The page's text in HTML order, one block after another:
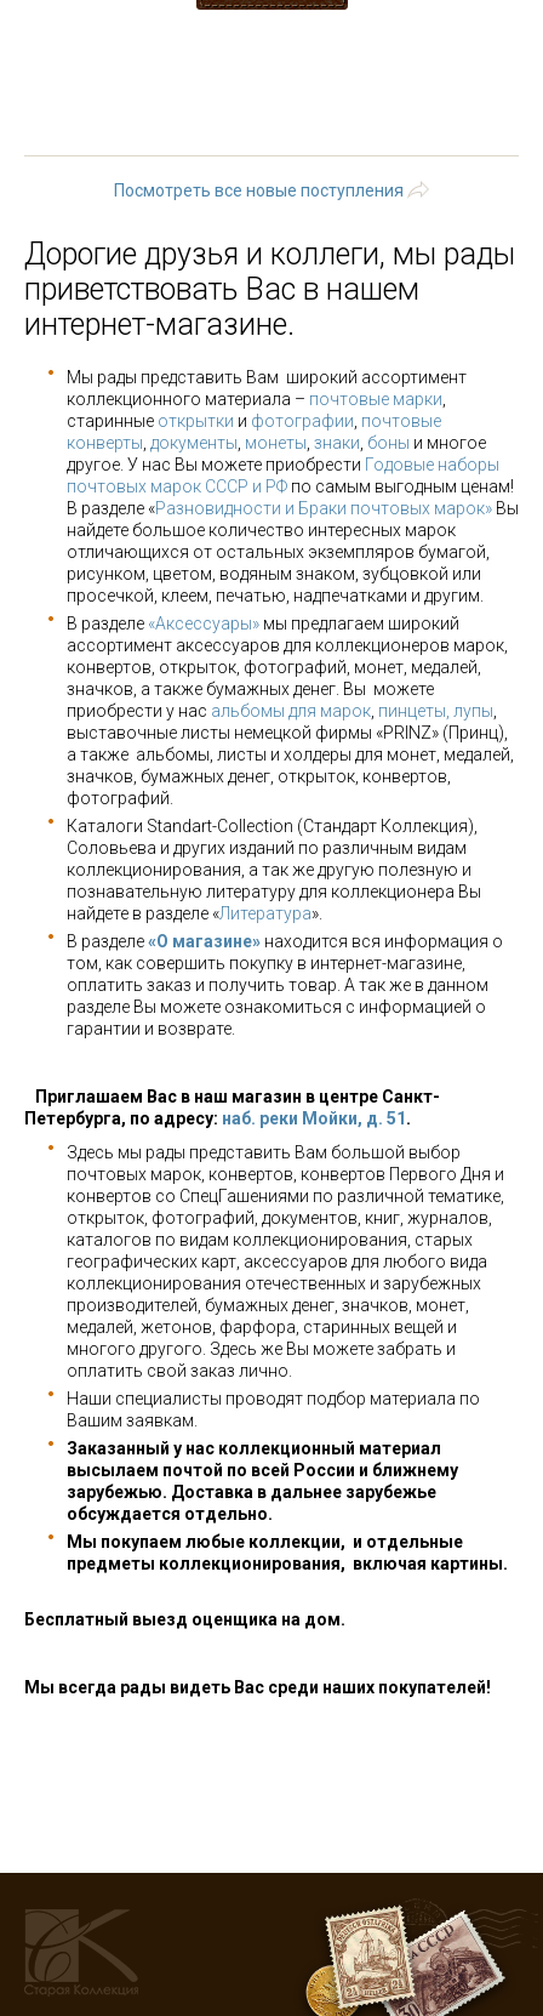
Посмотреть все новые поступления
Дорогие друзья и коллеги, мы рады
приветствовать Вас в нашем
интернет-магазине.
Мы рады представить Вам широкий ассортимент
коллекционного материала – почтовые марки
старинные открытки и фотографии почтовые
конверты документы монеты знаки боны и многое
другое. У нас Вы можете приобрести Годовые наборы
почтовых марок СССР и РФ по самым выгодным ценам!
В разделе «Разновидности и Браки почтовых марок» Вы
найдете большое количество интересных марок
отличающихся от остальных экземпляров бумагой,
рисунком, цветом, водяным знаком, зубцовкой или
просечкой, клеем, печатью, надпечатками и другим.
В разделе «Аксессуары» мы предлагаем широкий
ассортимент аксессуаров для коллекционеров марок,
конвертов, открыток, фотографий, монет, медалей,
значков, а также бумажных денег. Вы можете
приобрести у нас альбомы для марок пинцеты, лупы
выставочные листы немецкой фирмы «PRINZ» (Принц),
а также альбомы, листы и холдеры для монет, медалей,
значков, бумажных денег, открыток, конвертов,
фотографий.
Каталоги Standart-Collection (Стандарт Коллекция),
Соловьева и других изданий по различным видам
коллекционирования, а так же другую полезную и
познавательную литературу для коллекционера Вы
найдете в разделе «Литература».
В разделе«О магазине» находится вся информация о
том, как совершить покупку в интернет-магазине,
оплатить заказ и получить товар. А так же в данном
разделе Вы можете ознакомиться с информацией о
гарантии и возврате.
Приглашаем Вас в наш магазин в центре Санкт-
Петербурга, по адресу: наб. реки Мойки, д. 51 .
Здесь мы рады представить Вам большой выбор
почтовых марок, конвертов, конвертов Первого Дня и
конвертов со СпецГашениями по различной тематике,
открыток, фотографий, документов, книг, журналов,
каталогов по видам коллекционирования, старых
географических карт, аксессуаров для любого вида
коллекционирования отечественных и зарубежных
производителей, бумажных денег, значков, монет,
медалей, жетонов, фарфора, старинных вещей и
многого другого. Здесь же Вы можете забрать и
оплатить свой заказ лично.
Наши специалисты проводят подбор материала по
Вашим заявкам.
Заказанный у нас коллекционный материал
высылаем почтой по всей России и ближнему
зарубежью. Доставка в дальнее зарубежье
обсуждается отдельно.
Мы покупаем любые коллекции, и отдельные
предметы коллекционирования, включая картины.
Бесплатный выезд оценщика на дом.
Мы всегда рады видеть Вас среди наших покупателей!